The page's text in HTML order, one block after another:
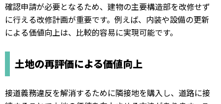
確認申請が必要となるため、建物の主要構造部を改修せず
に行える改修計画が重要です。例えば、内装や設備の更新
による価値向上は、比較的容易に実現可能です。
土地の再評価による価値向上
接道義務違反を解消するために隣接地を購入し、道路に接